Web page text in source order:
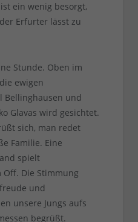
ein wenig besorgt,
Erfurter lässt zu
Stunde. Oben im
ewigen
Bellinghausen und
Glavas wird gesichtet.
sich, man redet
Familie. Eine
spielt
Die Stimmung
und
unsere Jungs aufs
begrüßt.